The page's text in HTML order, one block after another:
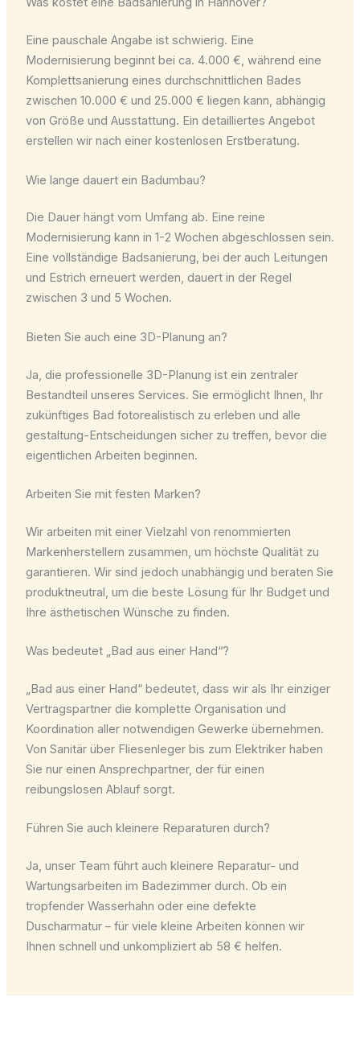
Eine pauschale Angabe ist schwierig. Eine
Modernisierung beginnt bei ca. 4.000 €, während eine
Komplettsanierung eines durchschnittlichen Bades
zwischen 10.000 € und 25.000 € liegen kann, abhängig
von Größe und Ausstattung. Ein detailliertes Angebot
erstellen wir nach einer kostenlosen Erstberatung.
Wie lange dauert ein Badumbau?
Die Dauer hängt vom Umfang ab. Eine reine
Modernisierung kann in 1-2 Wochen abgeschlossen sein.
Eine vollständige Badsanierung, bei der auch Leitungen
und Estrich erneuert werden, dauert in der Regel
zwischen 3 und 5 Wochen.
Bieten Sie auch eine 3D-Planung an?
Ja, die professionelle 3D-Planung ist ein zentraler
Bestandteil unseres Services. Sie ermöglicht Ihnen, Ihr
zukünftiges Bad fotorealistisch zu erleben und alle
gestaltung-Entscheidungen sicher zu treffen, bevor die
eigentlichen Arbeiten beginnen.
Arbeiten Sie mit festen Marken?
Wir arbeiten mit einer Vielzahl von renommierten
Markenherstellern zusammen, um höchste Qualität zu
garantieren. Wir sind jedoch unabhängig und beraten Sie
produktneutral, um die beste Lösung für Ihr Budget und
Ihre ästhetischen Wünsche zu finden.
Was bedeutet „Bad aus einer Hand“?
„Bad aus einer Hand“ bedeutet, dass wir als Ihr einziger
Vertragspartner die komplette Organisation und
Koordination aller notwendigen Gewerke übernehmen.
Von Sanitär über Fliesenleger bis zum Elektriker haben
Sie nur einen Ansprechpartner, der für einen
reibungslosen Ablauf sorgt.
Führen Sie auch kleinere Reparaturen durch?
Ja, unser Team führt auch kleinere Reparatur- und
Wartungsarbeiten im Badezimmer durch. Ob ein
tropfender Wasserhahn oder eine defekte
Duscharmatur – für viele kleine Arbeiten können wir
Ihnen schnell und unkompliziert ab 58 € helfen.